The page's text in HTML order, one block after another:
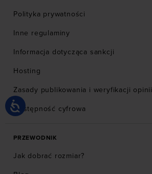
Polityka prywatności
Inne regulaminy
Informacja dotycząca sankcji
Hosting
Zasady publikowania i weryfikacji opinii
Dostępność cyfrowa
PRZEWODNIK
Jak dobrać rozmiar?